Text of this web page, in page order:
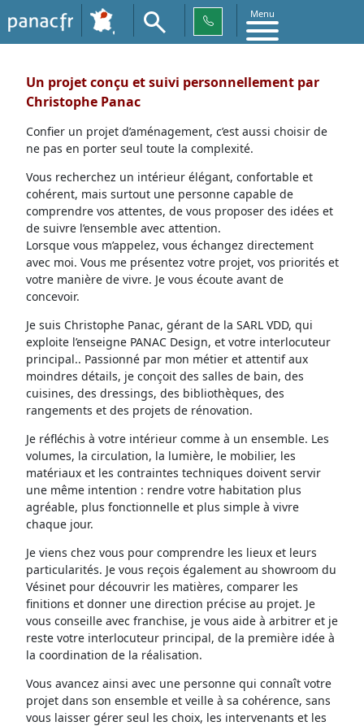
Menu
Un projet conçu et suivi personnellement par
Christophe Panac
Confier un projet d’aménagement, c’est aussi choisir de
ne pas en porter seul toute la complexité.
Vous recherchez un intérieur élégant, confortable et
cohérent, mais surtout une personne capable de
comprendre vos attentes, de vous proposer des idées et
de suivre l’ensemble avec attention.
Lorsque vous m’appelez, vous échangez directement
avec moi. Vous me présentez votre projet, vos priorités et
votre manière de vivre. Je vous écoute avant de
concevoir.
Je suis Christophe Panac, gérant de la SARL VDD, qui
exploite l’enseigne PANAC Design, et votre interlocuteur
principal.. Passionné par mon métier et attentif aux
moindres détails, je conçoit des salles de bain, des
cuisines, des dressings, des bibliothèques, des
rangements et des projets de rénovation.
Je réfléchis à votre intérieur comme à un ensemble. Les
volumes, la circulation, la lumière, le mobilier, les
matériaux et les contraintes techniques doivent servir
une même intention : rendre votre habitation plus
agréable, plus fonctionnelle et plus simple à vivre
chaque jour.
Je viens chez vous pour comprendre les lieux et leurs
particularités. Je vous reçois également au showroom du
Vésinet pour découvrir les matières, comparer les
finitions et donner une direction précise au projet. Je
vous conseille avec franchise, je vous aide à arbitrer et je
reste votre interlocuteur principal, de la première idée à
la coordination de la réalisation.
Vous avancez ainsi avec une personne qui connaît votre
projet dans son ensemble et veille à sa cohérence, sans
vous laisser gérer seul les choix, les intervenants et les